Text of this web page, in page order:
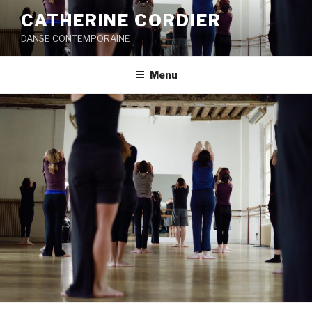
contenu
principal
CATHERINE CORDIER
DANSE CONTEMPORAINE
Menu